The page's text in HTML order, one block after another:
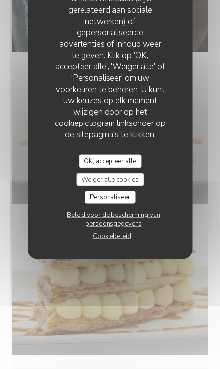
gerelateerd aan sociale
netwerken) of
gepersonaliseerde
advertenties of inhoud weer
te geven. Klik op 'OK,
accepteer alle', 'Weiger alle' of
'Personaliseer' om uw
voorkeuren te beheren. U kunt
uw keuzes op elk moment
wijzigen door op het
cookiepictogram linksonder op
de sitepagina's te klikken.
OK, accepteer alle
Weiger alle cookies
Personaliseer
Beleid voor de bescherming van
persoonsgegevens
Cookiebeleid
LA RÔTISSERIE